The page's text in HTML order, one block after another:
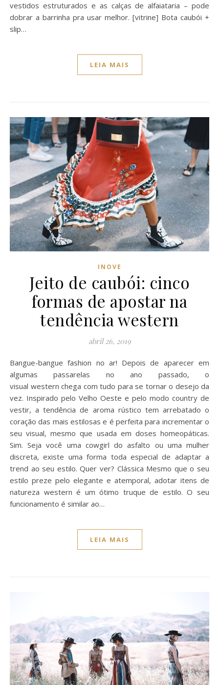
vestidos estruturados e as calças de alfaiataria – pode
dobrar a barrinha pra usar melhor. [vitrine] Bota caubói +
slip…
LEIA MAIS
INOVE
Jeito de caubói: cinco
formas de apostar na
tendência western
abril 26, 2019
Bangue-bangue fashion no ar! Depois de aparecer em
algumas passarelas no ano passado, o
visual western chega com tudo para se tornar o desejo da
vez. Inspirado pelo Velho Oeste e pelo modo country de
vestir, a tendência de aroma rústico tem arrebatado o
coração das mais estilosas e é perfeita para incrementar o
seu visual, mesmo que usada em doses homeopáticas.
Sim. Seja você uma cowgirl do asfalto ou uma mulher
discreta, existe uma forma toda especial de adaptar a
trend ao seu estilo. Quer ver? Clássica Mesmo que o seu
estilo preze pelo elegante e atemporal, adotar itens de
natureza western é um ótimo truque de estilo. O seu
funcionamento é similar ao…
LEIA MAIS